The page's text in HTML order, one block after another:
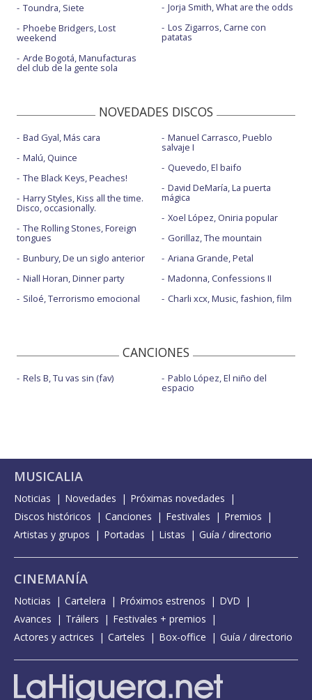
Toundra, Siete
Phoebe Bridgers, Lost
weekend
Arde Bogotá, Manufacturas
del club de la gente sola
Jorja Smith, What are the odds
Los Zigarros, Carne con
patatas
NOVEDADES DISCOS
Bad Gyal, Más cara
Malú, Quince
The Black Keys, Peaches!
Harry Styles, Kiss all the time.
Disco, occasionally.
The Rolling Stones, Foreign
tongues
Bunbury, De un siglo anterior
Niall Horan, Dinner party
Siloé, Terrorismo emocional
Manuel Carrasco, Pueblo
salvaje I
Quevedo, El baifo
David DeMaría, La puerta
mágica
Xoel López, Oniria popular
Gorillaz, The mountain
Ariana Grande, Petal
Madonna, Confessions II
Charli xcx, Music, fashion, film
CANCIONES
Rels B, Tu vas sin (fav) Pablo López, El niño del
espacio
MUSICALIA
Noticias Novedades
Próximas novedades
Discos históricos
Canciones Festivales
Premios
Artistas y grupos
Portadas Listas Guía / directorio
CINEMANÍA
Noticias Cartelera Próximos estrenos
DVD
Avances
Tráilers
Festivales + premios
Actores y actrices
Carteles Box-office Guía / directorio